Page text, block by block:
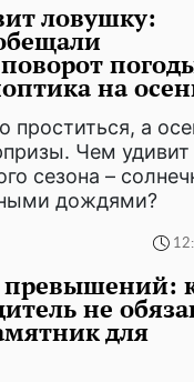
ловушку:
на
проститься, а
Чем удивит
сезона –
дождями?
превышений:
не
для